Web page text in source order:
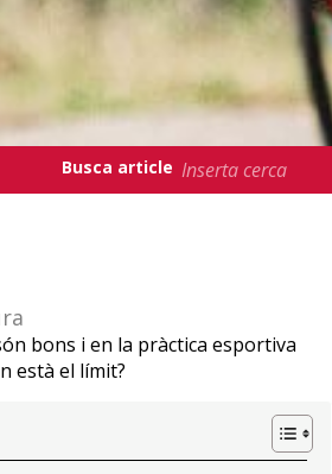
Busca article
bons i en la pràctica esportiva
està el límit?